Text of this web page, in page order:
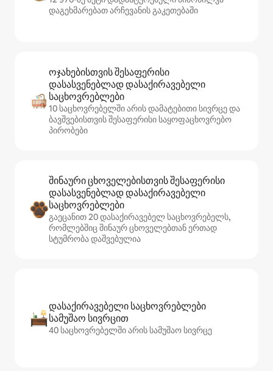
დაგეხმარებათ არჩევანის გაკეთებაში
ოჯახებისთვის შესაფერისი
დასასვენებლად დასაქირავებელი
საცხოვრებლები
10 საცხოვრებელში არის დამატებითი სივრცე და
ბავშვებისთვის შესაფერისი საყოფაცხოვრებო
პირობები
შინაური ცხოველებისთვის შესაფერისი
დასასვენებლად დასაქირავებელი
საცხოვრებლები
გაეცანით 20 დასაქირავებელ საცხოვრებელს,
რომლებშიც შინაურ ცხოველებთან ერთად
სტუმრობა დაშვებულია
დასაქირავებელი საცხოვრებლები
სამუშაო სივრცით
40 საცხოვრებელში არის სამუშაო სივრცე